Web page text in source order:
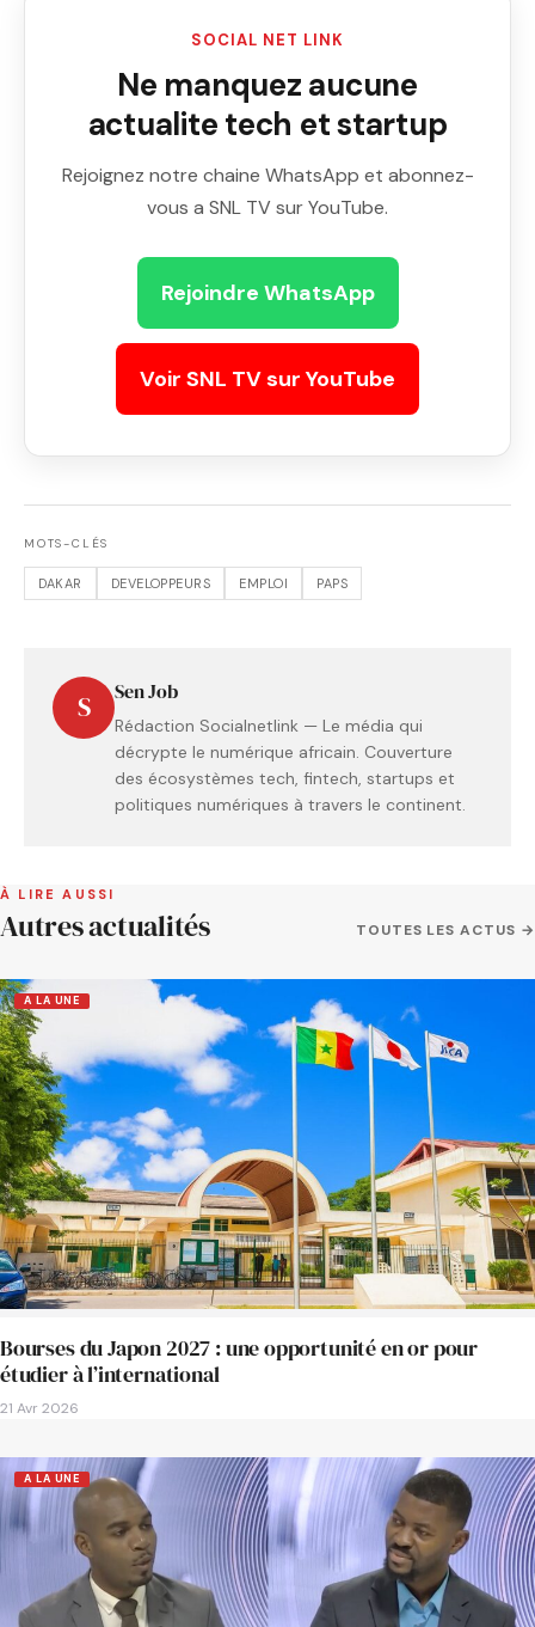
SOCIAL NET LINK
Ne manquez aucune
actualite tech et startup
Rejoignez notre chaine WhatsApp et abonnez-
vous a SNL TV sur YouTube.
Rejoindre WhatsApp
Voir SNL TV sur YouTube
MOTS-CLÉS
DAKAR DEVELOPPEURS EMPLOI PAPS
S Sen Job
Rédaction Socialnetlink — Le média qui
décrypte le numérique africain. Couverture
des écosystèmes tech, fintech, startups et
politiques numériques à travers le continent.
À LIRE AUSSI
Autres actualités TOUTES LES ACTUS →
A LA UNE
Bourses du Japon 2027 : une opportunité en or pour
étudier à l’international
21 Avr 2026
A LA UNE